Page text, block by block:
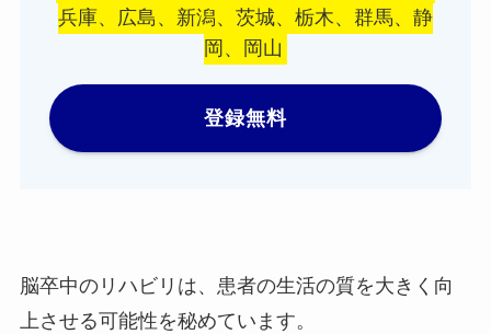
兵庫、広島、新潟、茨城、栃木、群馬、静
岡、岡山
登録無料
脳卒中のリハビリは、患者の生活の質を大きく向
上させる可能性を秘めています。